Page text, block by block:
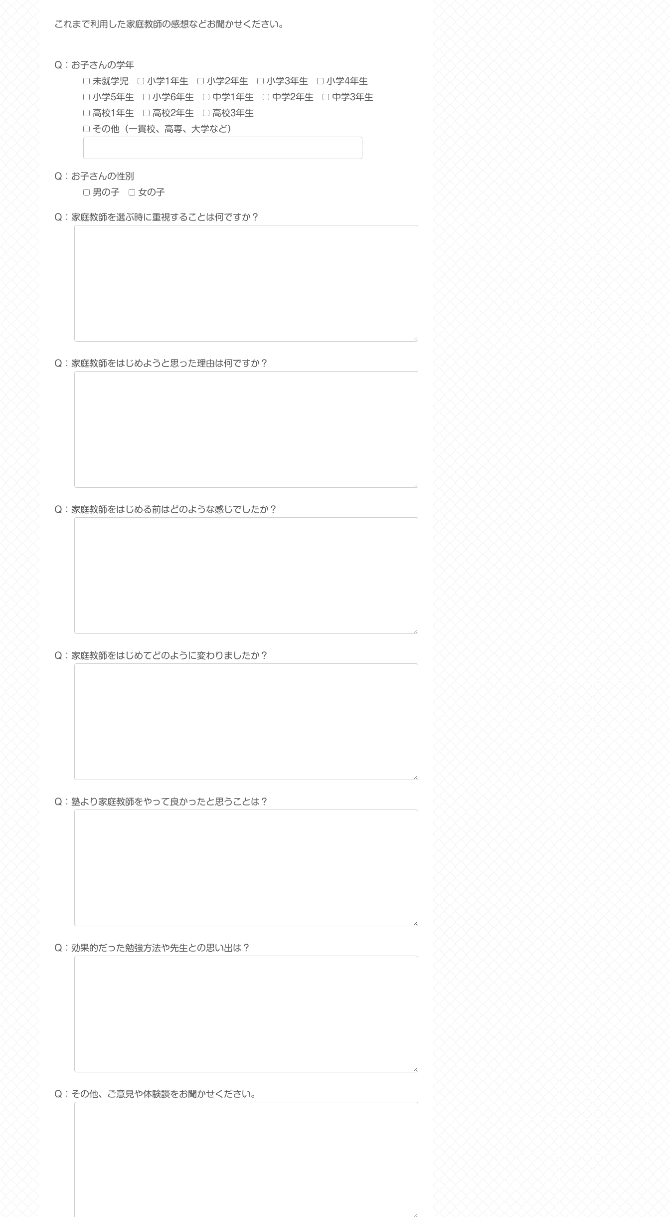
これまで利用した家庭教師の感想などお聞かせください。
Q：お子さんの学年
未就学児
小学1年生 小学2年生 小学3年生
小学4年生
小学5年生
小学6年生 中学1年生 中学2年生
中学3年生
高校1年生
高校2年生
高校3年生
その他（一貫校、高専、大学など）
Q：お子さんの性別
男の子
女の子
Q：家庭教師を選ぶ時に重視することは何ですか？
Q：家庭教師をはじめようと思った理由は何ですか？
Q：家庭教師をはじめる前はどのような感じでしたか？
Q：家庭教師をはじめてどのように変わりましたか？
Q：塾より家庭教師をやって良かったと思うことは？
Q：効果的だった勉強方法や先生との思い出は？
Q：その他、ご意見や体験談をお聞かせください。